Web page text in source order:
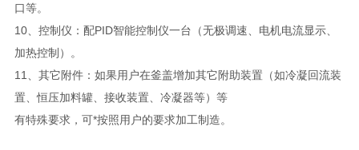
口等。
10、控制仪：配PID智能控制仪一台（无极调速、电机电流显示、
加热控制）。
11、其它附件：如果用户在釜盖增加其它附助装置（如冷凝回流装
置、恒压加料罐、接收装置、冷凝器等）等
有特殊要求，可*按照用户的要求加工制造。